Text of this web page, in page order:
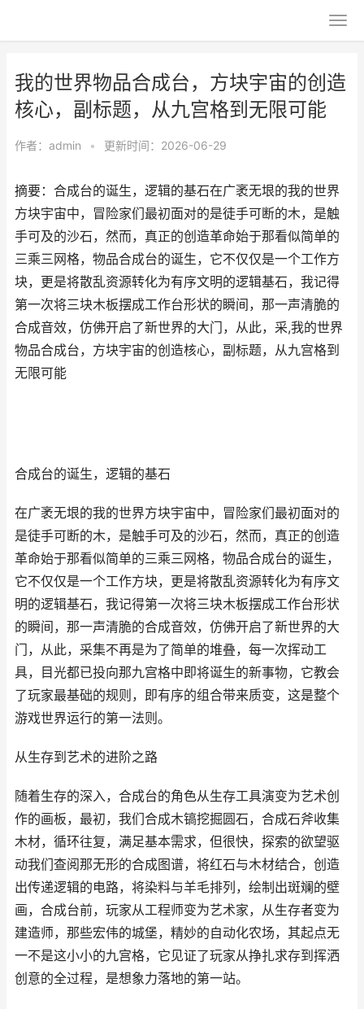
我的世界物品合成台，方块宇宙的创造
核心，副标题，从九宫格到无限可能
作者： admin • 更新时间：2026-06-29
摘要：合成台的诞生，逻辑的基石在广袤无垠的我的世界
方块宇宙中，冒险家们最初面对的是徒手可断的木，是触
手可及的沙石，然而，真正的创造革命始于那看似简单的
三乘三网格，物品合成台的诞生，它不仅仅是一个工作方
块，更是将散乱资源转化为有序文明的逻辑基石，我记得
第一次将三块木板摆成工作台形状的瞬间，那一声清脆的
合成音效，仿佛开启了新世界的大门，从此，采,我的世界
物品合成台，方块宇宙的创造核心，副标题，从九宫格到
无限可能
合成台的诞生，逻辑的基石
在广袤无垠的我的世界方块宇宙中，冒险家们最初面对的
是徒手可断的木，是触手可及的沙石，然而，真正的创造
革命始于那看似简单的三乘三网格，物品合成台的诞生，
它不仅仅是一个工作方块，更是将散乱资源转化为有序文
明的逻辑基石，我记得第一次将三块木板摆成工作台形状
的瞬间，那一声清脆的合成音效，仿佛开启了新世界的大
门，从此，采集不再是为了简单的堆叠，每一次挥动工
具，目光都已投向那九宫格中即将诞生的新事物，它教会
了玩家最基础的规则，即有序的组合带来质变，这是整个
游戏世界运行的第一法则。
从生存到艺术的进阶之路
随着生存的深入，合成台的角色从生存工具演变为艺术创
作的画板，最初，我们合成木镐挖掘圆石，合成石斧收集
木材，循环往复，满足基本需求，但很快，探索的欲望驱
动我们查阅那无形的合成图谱，将红石与木材结合，创造
出传递逻辑的电路，将染料与羊毛排列，绘制出斑斓的壁
画，合成台前，玩家从工程师变为艺术家，从生存者变为
建造师，那些宏伟的城堡，精妙的自动化农场，其起点无
一不是这小小的九宫格，它见证了玩家从挣扎求存到挥洒
创意的全过程，是想象力落地的第一站。